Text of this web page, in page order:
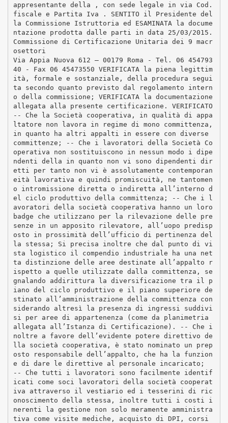
appresentante della , con sede legale in via Cod.
fiscale e Partita Iva . SENTITO il Presidente del
la Commissione Istruttoria ed ESAMINATA la docume
ntazione prodotta dalle parti in data 25/03/2015.
Commissione di Certificazione Unitaria dei 9 macr
osettori
Via Appia Nuova 612 – 00179 Roma - Tel. 06 454793
40 - Fax 06 45473550 VERIFICATA la piena legittim
ità, formale e sostanziale, della procedura segui
ta secondo quanto previsto dal regolamento intern
o della commissione; VERIFICATA la documentazione
allegata alla presente certificazione. VERIFICATO
-­‐ Che la Società cooperativa, in qualità di appa
ltatore non lavora in regime di mono committenza,
in quanto ha altri appalti in essere con diverse
committenze; -­‐ Che i lavoratori della Società Co
operativa non sostituiscono in nessun modo i dipe
ndenti della in quanto non vi sono dipendenti dir
etti per tanto non vi è assolutamente contemporan
eità lavorativa e quindi promiscuità, ne tantomen
o intromissione diretta o indiretta all’interno d
el ciclo produttivo della committenza; -­‐ Che i l
avoratori della società cooperativa hanno un loro
badge che utilizzano per la rilevazione delle pre
senze in un apposito rilevatore, all’uopo predisp
osto in prossimità dell’ufficio di pertinenza del
la stessa; Si precisa inoltre che dal punto di vi
sta logistico il compendio industriale ha una net
ta distinzione delle aree destinate all’appalto r
ispetto a quelle utilizzate dalla committenza, se
gnalando addirittura la diversificazione tra il p
iano del ciclo produttivo e il piano superiore de
stinato all’amministrazione della committenza con
siderando altresì la presenza di ingressi suddivi
si per aree di appartenenza (come da planimetria
allegata all’Istanza di Certificazione). -­‐ Che i
noltre a favore dell’evidente potere direttivo de
lla società cooperativa, è stato nominato un prep
osto responsabile dell’appalto, che ha la funzion
e di dare le direttive al personale incaricato;
-­‐ Che tutti i lavoratori sono facilmente identif
icati come soci lavoratori della società cooperat
iva attraverso il vestiario ed i tesserini di ric
onoscimento della stessa, inoltre tutti i costi i
nerenti la gestione non solo meramente amministra
tiva come visite mediche, acquisto di DPI, corsi